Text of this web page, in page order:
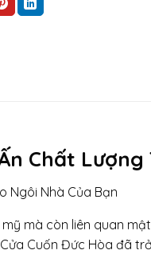
Chất Lượng
Ngôi Nhà Của Bạn
mà còn liên quan
Cuốn Đức Hòa đã